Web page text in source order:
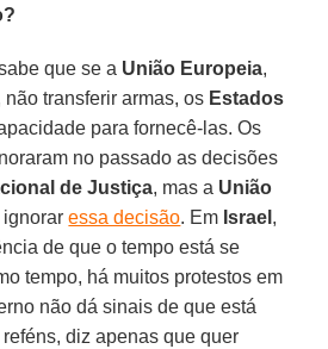
que se a União Europeia,
transferir armas, os Estados
para fornecê-las. Os
no passado as decisões
de Justiça, mas a União
ignoraressa decisão. Em Israel ,
de que o tempo está se
tempo, há muitos protestos em
não dá sinais de que está
diz apenas que quer